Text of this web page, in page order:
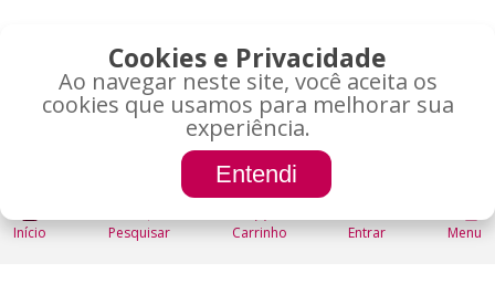
Início Pesquisar
(0)
Carrinho Entrar Menu
CNPJ: 22.040.990/0001-24
Cookies e Privacidade
Ao navegar neste site, você aceita os
cookies que usamos para melhorar sua
experiência.
Entendi